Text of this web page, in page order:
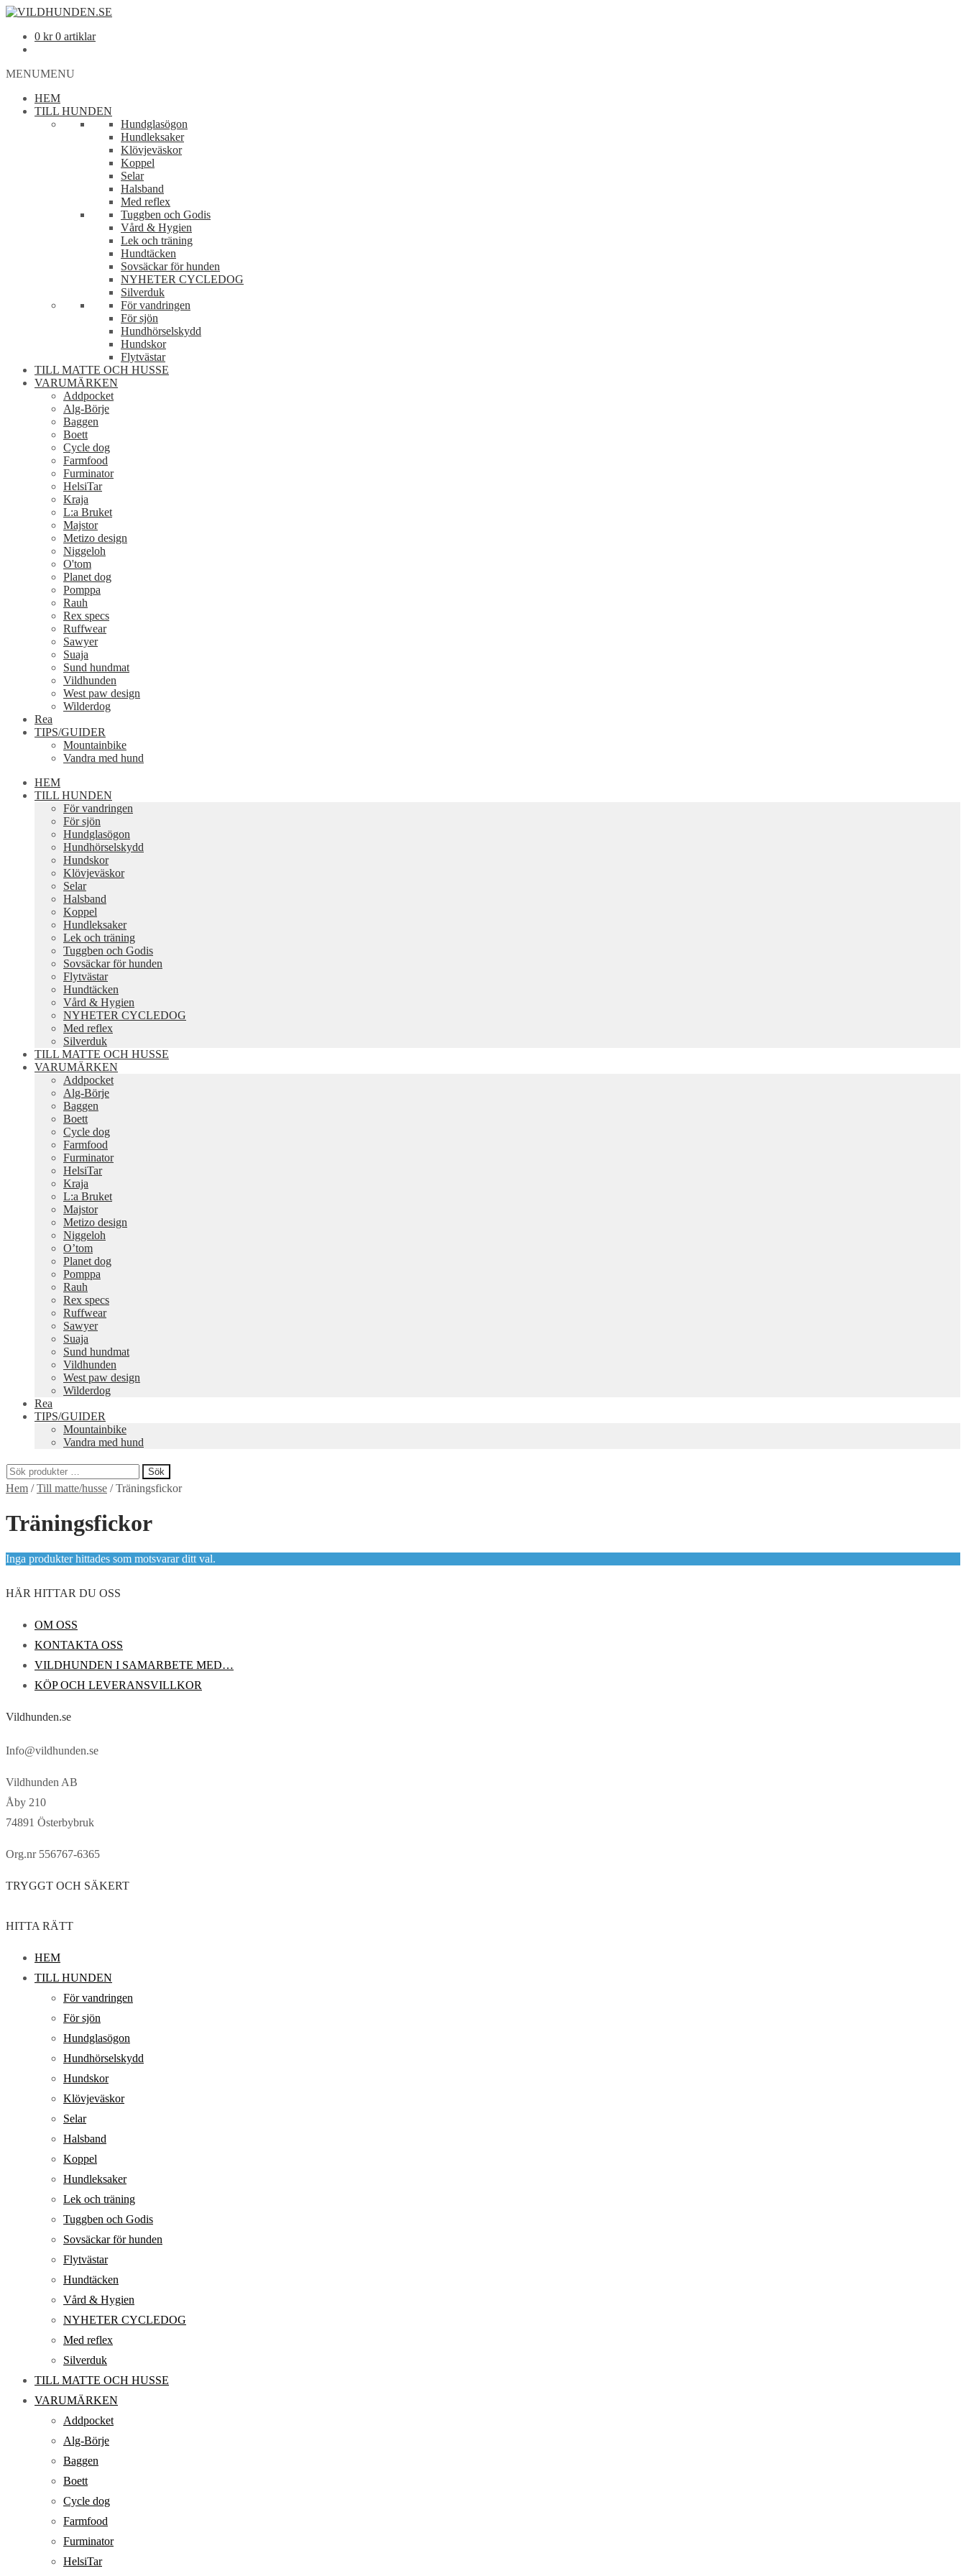
0 kr 0 artiklar
MENUMENU
HEM
TILL HUNDEN
Hundglasögon
Hundleksaker
Klövjeväskor
Koppel
Selar
Halsband
Med reflex
Tuggben och Godis
Vård & Hygien
Lek och träning
Hundtäcken
Sovsäckar för hunden
NYHETER CYCLEDOG
Silverduk
För vandringen
För sjön
Hundhörselskydd
Hundskor
Flytvästar
TILL MATTE OCH HUSSE
VARUMÄRKEN
Addpocket
Alg-Börje
Baggen
Boett
Cycle dog
Farmfood
Furminator
HelsiTar
Kraja
L:a Bruket
Majstor
Metizo design
Niggeloh
O'tom
Planet dog
Pomppa
Rauh
Rex specs
Ruffwear
Sawyer
Suaja
Sund hundmat
Vildhunden
West paw design
Wilderdog
Rea
TIPS/GUIDER
Mountainbike
Vandra med hund
HEM
TILL HUNDEN
För vandringen
För sjön
Hundglasögon
Hundhörselskydd
Hundskor
Klövjeväskor
Selar
Halsband
Koppel
Hundleksaker
Lek och träning
Tuggben och Godis
Sovsäckar för hunden
Flytvästar
Hundtäcken
Vård & Hygien
NYHETER CYCLEDOG
Med reflex
Silverduk
TILL MATTE OCH HUSSE
VARUMÄRKEN
Addpocket
Alg-Börje
Baggen
Boett
Cycle dog
Farmfood
Furminator
HelsiTar
Kraja
L:a Bruket
Majstor
Metizo design
Niggeloh
O’tom
Planet dog
Pomppa
Rauh
Rex specs
Ruffwear
Sawyer
Suaja
Sund hundmat
Vildhunden
West paw design
Wilderdog
Rea
TIPS/GUIDER
Mountainbike
Vandra med hund
Sök
efter:
Sök
Hem /Till matte/husse /Träningsfickor
Träningsfickor
Inga produkter hittades som motsvarar ditt val.
HÄR HITTAR DU OSS
OM OSS
KONTAKTA OSS
VILDHUNDEN I SAMARBETE MED…
KÖP OCH LEVERANSVILLKOR
Vildhunden.se
Info@vildhunden.se
Vildhunden AB
Åby 210
74891 Österbybruk
Org.nr 556767-6365
TRYGGT OCH SÄKERT
HITTA RÄTT
HEM
TILL HUNDEN
För vandringen
För sjön
Hundglasögon
Hundhörselskydd
Hundskor
Klövjeväskor
Selar
Halsband
Koppel
Hundleksaker
Lek och träning
Tuggben och Godis
Sovsäckar för hunden
Flytvästar
Hundtäcken
Vård & Hygien
NYHETER CYCLEDOG
Med reflex
Silverduk
TILL MATTE OCH HUSSE
VARUMÄRKEN
Addpocket
Alg-Börje
Baggen
Boett
Cycle dog
Farmfood
Furminator
HelsiTar